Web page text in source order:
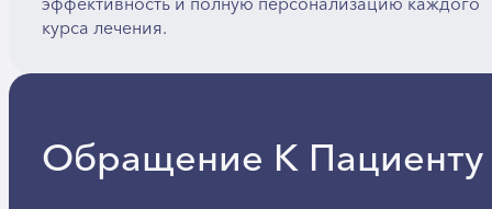
курса лечения.
Обращение К Пациенту